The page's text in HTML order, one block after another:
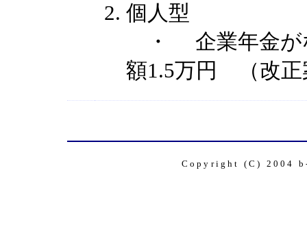
個人型
・ 企業年金
額1.5万円 （改正
Copyright (C) 2004